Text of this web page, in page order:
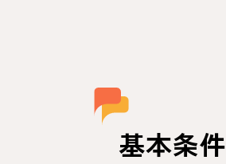
基本条件